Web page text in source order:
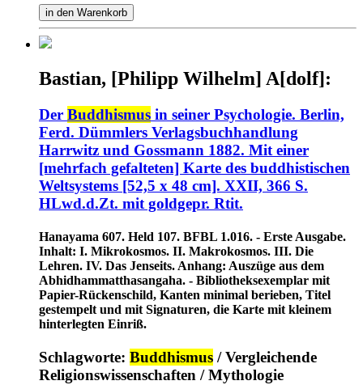
in den Warenkorb
Bastian, [Philipp Wilhelm] A[dolf]:
Der Buddhismus in seiner Psychologie. Berlin,
Ferd. Dümmlers Verlagsbuchhandlung
Harrwitz und Gossmann 1882. Mit einer
[mehrfach gefalteten] Karte des buddhistischen
Weltsystems [52,5 x 48 cm]. XXII, 366 S.
HLwd.d.Zt. mit goldgepr. Rtit.
Hanayama 607. Held 107. BFBL 1.016. - Erste Ausgabe.
Inhalt: I. Mikrokosmos. II. Makrokosmos. III. Die
Lehren. IV. Das Jenseits. Anhang: Auszüge aus dem
Abhidhammatthasangaha. - Bibliotheksexemplar mit
Papier-Rückenschild, Kanten minimal berieben, Titel
gestempelt und mit Signaturen, die Karte mit kleinem
hinterlegten Einriß.
Schlagworte: Buddhismus / Vergleichende
Religionswissenschaften / Mythologie